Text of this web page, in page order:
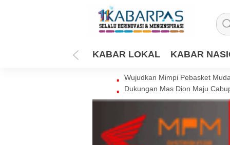
KABAR LOKAL KABAR
Wujudkan Mimpi Pebasket
Dukungan Mas Dion Maju